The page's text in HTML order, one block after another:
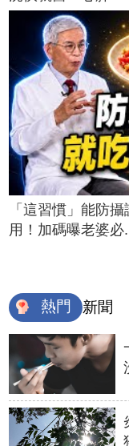
「這習慣」能防
用！加碼曝老婆必
熱門 新聞